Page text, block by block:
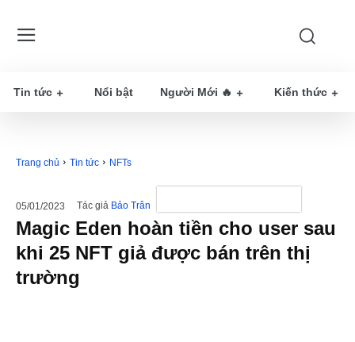
Tin tức Nổi bật Người Mới 🔥 Kiến thức
Trang chủ Tin tức NFTs
05/01/2023 Tác giả Bảo Trân
Magic Eden hoàn tiền cho user sau
khi 25 NFT giả được bán trên thị
trường